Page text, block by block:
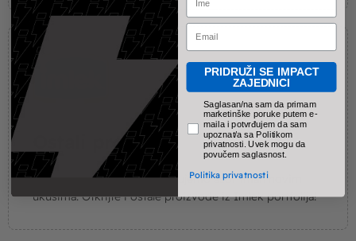
Ostali proizvodi
Konstantno širimo i obogaćujemo asortiman novim
ukusima. Otkrijte i ostale proizvode iz Imlek portfolija!
Email
PRIDRUŽI SE IMPACT
ZAJEDNICI
pravno obavezno polje
Saglasan/na sam da primam
marketinške poruke putem e-
maila i potvrđujem da sam
upoznat/a sa Politikom
privatnosti. Uvek mogu da
povučem saglasnost.
Politika privatnosti